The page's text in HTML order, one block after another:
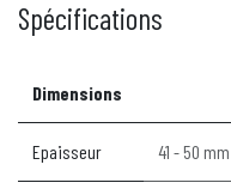
Spécifications
Dimensions
Epaisseur 41 - 50 mm